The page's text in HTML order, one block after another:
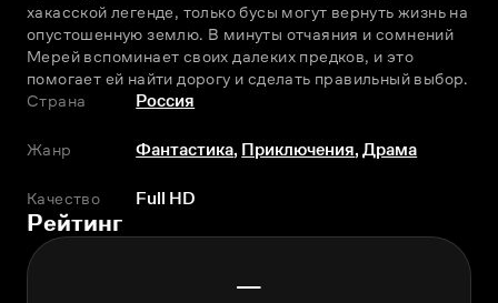
хакасской легенде, только бусы могут вернуть жизнь на
опустошенную землю. В минуты отчаяния и сомнений
Мерей вспоминает своих далеких предков, и это
помогает ей найти дорогу и сделать правильный выбор.
Страна
Россия
Жанр Фантастика, Приключения,Драма
Качество Full HD
Рейтинг
—